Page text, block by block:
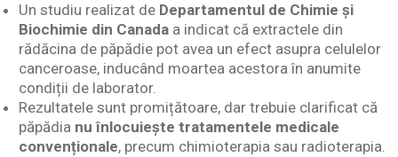
Un studiu realizat de Departamentul de Chimie și
Biochimie din Canada a indicat că extractele din
rădăcina de păpădie pot avea un efect asupra celulelor
canceroase, inducând moartea acestora în anumite
condiții de laborator.
Rezultatele sunt promițătoare, dar trebuie clarificat că
păpădia nu înlocuiește tratamentele medicale
convenționale, precum chimioterapia sau radioterapia.